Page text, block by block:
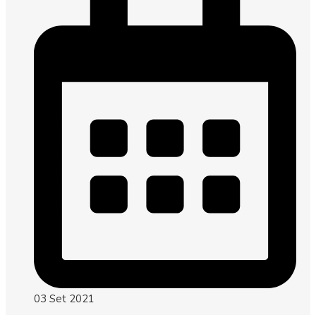
03 Set 2021